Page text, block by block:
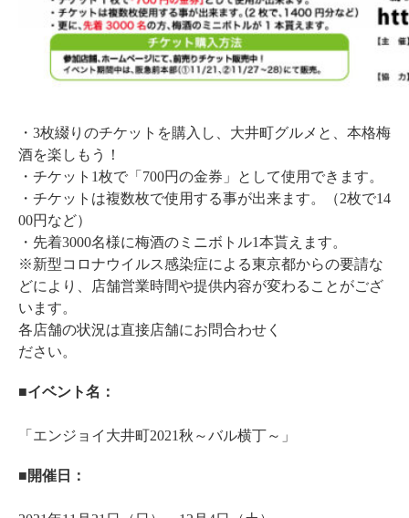
・3枚綴りのチケットを購入し、大井町グルメと、本格梅
酒を楽しもう！
・チケット1枚で「700円の金券」として使用できます。
・チケットは複数枚で使用する事が出来ます。（2枚で14
00円など）
・先着3000名様に梅酒のミニボトル1本貰えます。
※新型コロナウイルス感染症による東京都からの要請な
どにより、店舗営業時間や提供内容が変わることがござ
います。
各店舗の状況は直接店舗にお問合わせく
ださい。
■イベント名：
「エンジョイ大井町2021秋～バル横丁～」
■開催日：